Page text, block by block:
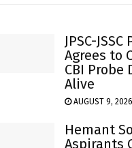
JPSC-
Agrees to
CBI
Alive
AUGUST 9, 2026
Hemant
Aspirants